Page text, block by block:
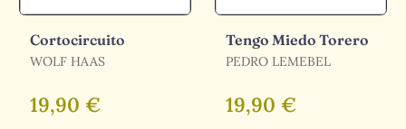
Cortocircuito
WOLF HAAS
19,90 €
Tengo Miedo Torero
PEDRO LEMEBEL
19,90 €